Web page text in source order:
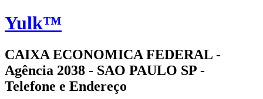
Yulk™
CAIXA ECONOMICA FEDERAL -
Agência 2038 - SAO PAULO SP -
Telefone e Endereço